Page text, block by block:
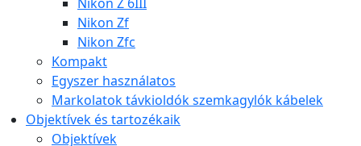
Nikon Zf
Nikon Zfc
Kompakt
Egyszer használatos
Markolatok távkioldók szemkagylók kábelek
Objektívek és tartozékaik
Objektívek